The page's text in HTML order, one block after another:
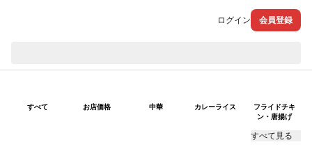
ログイン 会員登録
すべて お店価格 中華 カレーライス
フライドチキ
ン・唐揚げ
すべて見る